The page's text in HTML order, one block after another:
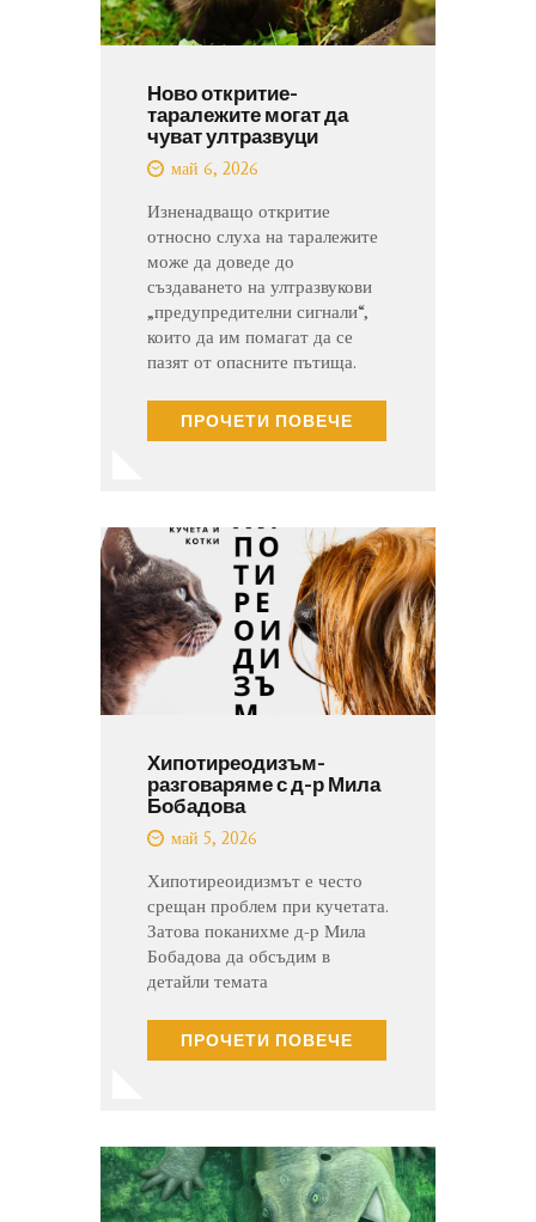
Ново откритие-
таралежите могат да
чуват ултразвуци
май 6, 2026
Изненадващо откритие
относно слуха на таралежите
може да доведе до
създаването на ултразвукови
„предупредителни сигнали“,
които да им помагат да се
пазят от опасните пътища.
ПРОЧЕТИ ПОВЕЧЕ
Хипотиреодизъм-
разговаряме с д-р Мила
Бобадова
май 5, 2026
Хипотиреоидизмът е често
срещан проблем при кучетата.
Затова поканихме д-р Мила
Бобадова да обсъдим в
детайли темата
ПРОЧЕТИ ПОВЕЧЕ